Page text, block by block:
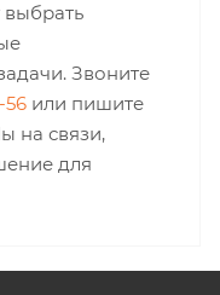
Звоните
56 или пишите
на связи,
для